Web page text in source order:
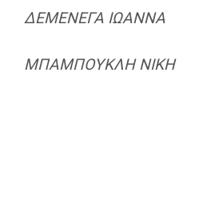
ΔΕΜΕΝΕΓΑ ΙΩΑΝΝΑ
ΜΠΑΜΠΟΥΚΛΗ ΝΙΚΗ